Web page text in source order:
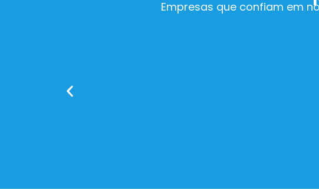
Empresas que confiam em